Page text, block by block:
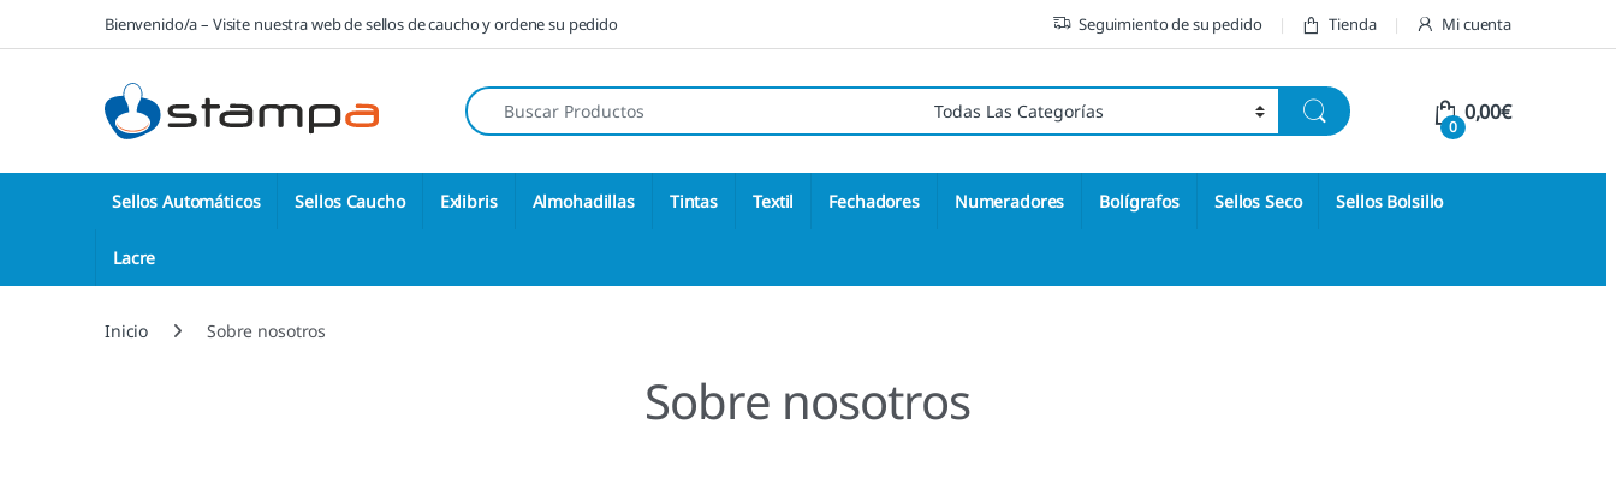
Saltar a la navegación
Saltar al contenidoBienvenido/a – Visite nuestra web de sellos de caucho y ordene su pedido Seguimiento de su pedido Tienda Mi cuenta
Búsqueda de:
0
0,00€
Sellos Automáticos Sellos Caucho Exlibris Almohadillas Tintas Textil Fechadores Numeradores Bolígrafos Sellos Seco Sellos Bolsillo
Lacre
Inicio Sobre nosotros
Sobre nosotros